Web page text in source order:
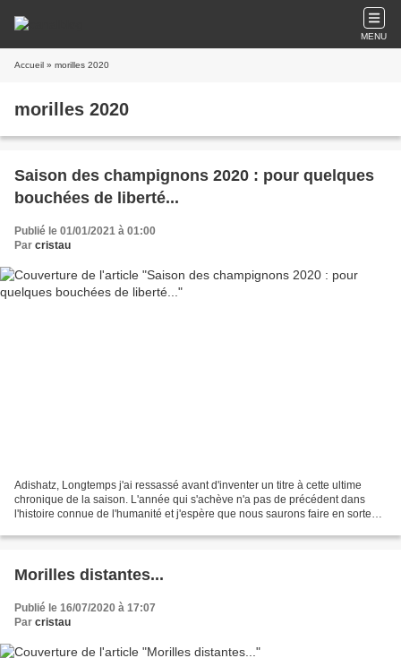
MENU
Accueil » morilles 2020
morilles 2020
Saison des champignons 2020 : pour quelques
bouchées de liberté...
Publié le 01/01/2021 à 01:00
Par cristau
Adishatz, Longtemps j'ai ressassé avant d'inventer un titre à cette ultime
chronique de la saison. L'année qui s'achève n'a pas de précédent dans
l'histoire connue de l'humanité et j'espère que nous saurons faire en sorte
Morilles distantes...
Publié le 16/07/2020 à 17:07
Par cristau